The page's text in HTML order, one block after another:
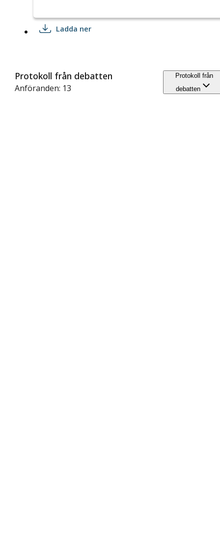
Ladda ner
Protokoll från debatten
Anföranden: 13
Protokoll från
debatten